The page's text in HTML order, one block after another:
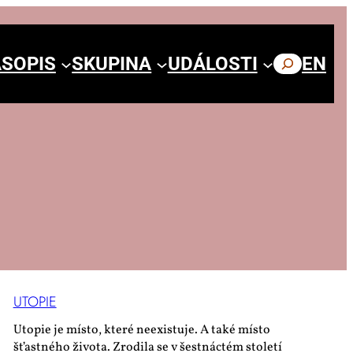
SKUPINA UDÁLOSTI HLEDAT
EN
UTO­PIE
Utopie je místo, které neexistuje. A také místo
šťastného života. Zrodila se v šestnáctém století